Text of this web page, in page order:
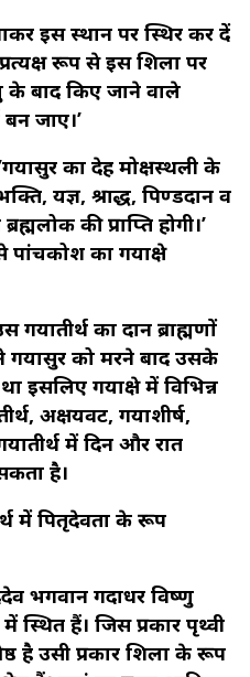
इस स्थान पर स्थिर कर दें
रूप से इस शिला पर
के बाद किए जाने वाले
बन जाए।’
का देह मोक्षस्थली के
यज्ञ, श्राद्ध, पिण्डदान व
की प्राप्ति होगी।’
का गयाक्षेत्र
का दान ब्राह्मणों
गयासुर को मरने बाद उसके
इसलिए गयाक्षेत्र में विभिन्न
अक्षयवट, गयाशीर्ष,
में दिन और रात
है।
में पितृदेवता के रूप
भगवान गदाधर विष्णु
हैं। जिस प्रकार पृथ्वी
है उसी प्रकार शिला के रूप